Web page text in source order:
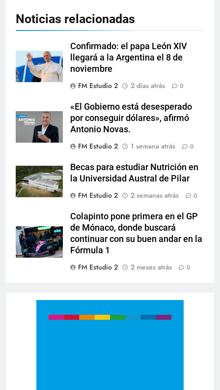
Noticias relacionadas
Confirmado: el papa León XIV
llegará a la Argentina el 8 de
noviembre
FM Estudio 2
2 días atrás 0
«El Gobierno está desesperado
por conseguir dólares», afirmó
Antonio Novas.
FM Estudio 2
1 semana atrás 0
Becas para estudiar Nutrición en
la Universidad Austral de Pilar
FM Estudio 2
2 semanas atrás 0
Colapinto pone primera en el GP
de Mónaco, donde buscará
continuar con su buen andar en la
Fórmula 1
FM Estudio 2
2 meses atrás 0